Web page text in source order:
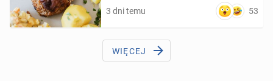
3 dni temu 53
WIĘCEJ